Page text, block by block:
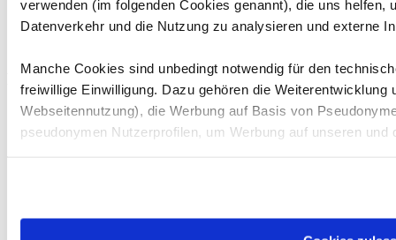
verwenden (im folgenden Cookies genannt), die uns helfen,
Datenverkehr und die Nutzung zu analysieren und externe
Manche Cookies sind unbedingt notwendig für den
freiwillige Einwilligung. Dazu gehören die
Webseitennutzung), die Werbung auf Basis von
pseudonymen Nutzerprofilen, um Werbung auf unseren und
dort nicht im gewohnten Umfang geschützt sind, dass
Rennergebnisse
Datum Rennen Position Runden Status Punkte